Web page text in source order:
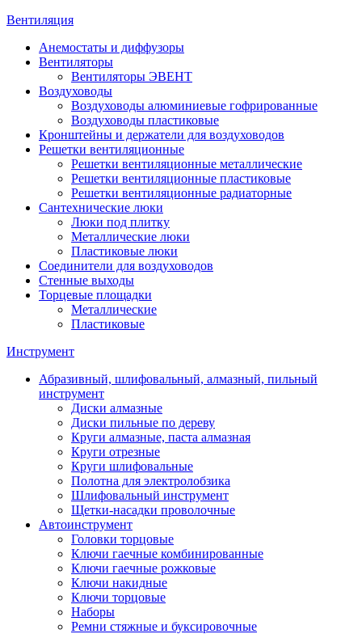
Вентиляция
Анемостаты и диффузоры
Вентиляторы
Вентиляторы ЭВЕНТ
Воздуховоды
Воздуховоды алюминиевые гофрированные
Воздуховоды пластиковые
Кронштейны и держатели для воздуховодов
Решетки вентиляционные
Решетки вентиляционные металлические
Решетки вентиляционные пластиковые
Решетки вентиляционные радиаторные
Сантехнические люки
Люки под плитку
Металлические люки
Пластиковые люки
Соединители для воздуховодов
Стенные выходы
Торцевые площадки
Металлические
Пластиковые
Инструмент
Абразивный, шлифовальный, алмазный, пильный
инструмент
Диски алмазные
Диски пильные по дереву
Круги алмазные, паста алмазная
Круги отрезные
Круги шлифовальные
Полотна для электролобзика
Шлифовальный инструмент
Щетки-насадки проволочные
Автоинструмент
Головки торцовые
Ключи гаечные комбинированные
Ключи гаечные рожковые
Ключи накидные
Ключи торцовые
Наборы
Ремни стяжные и буксировочные